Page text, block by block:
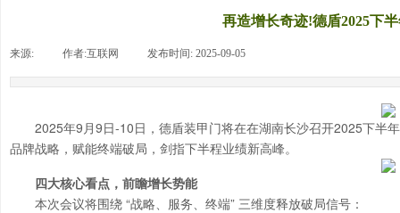
再造增长奇迹!德盾2025下
来源: 作者:互联网 发布时间: 2025-09-05
2025年9月9日-10日，德盾装甲门将在在湖南长沙召开2025下半
品牌战略，赋能终端破局，剑指下半程业绩新高峰。
四大核心看点，前瞻增长势能
本次会议将围绕 “战略、服务、终端” 三维度释放破局信号：